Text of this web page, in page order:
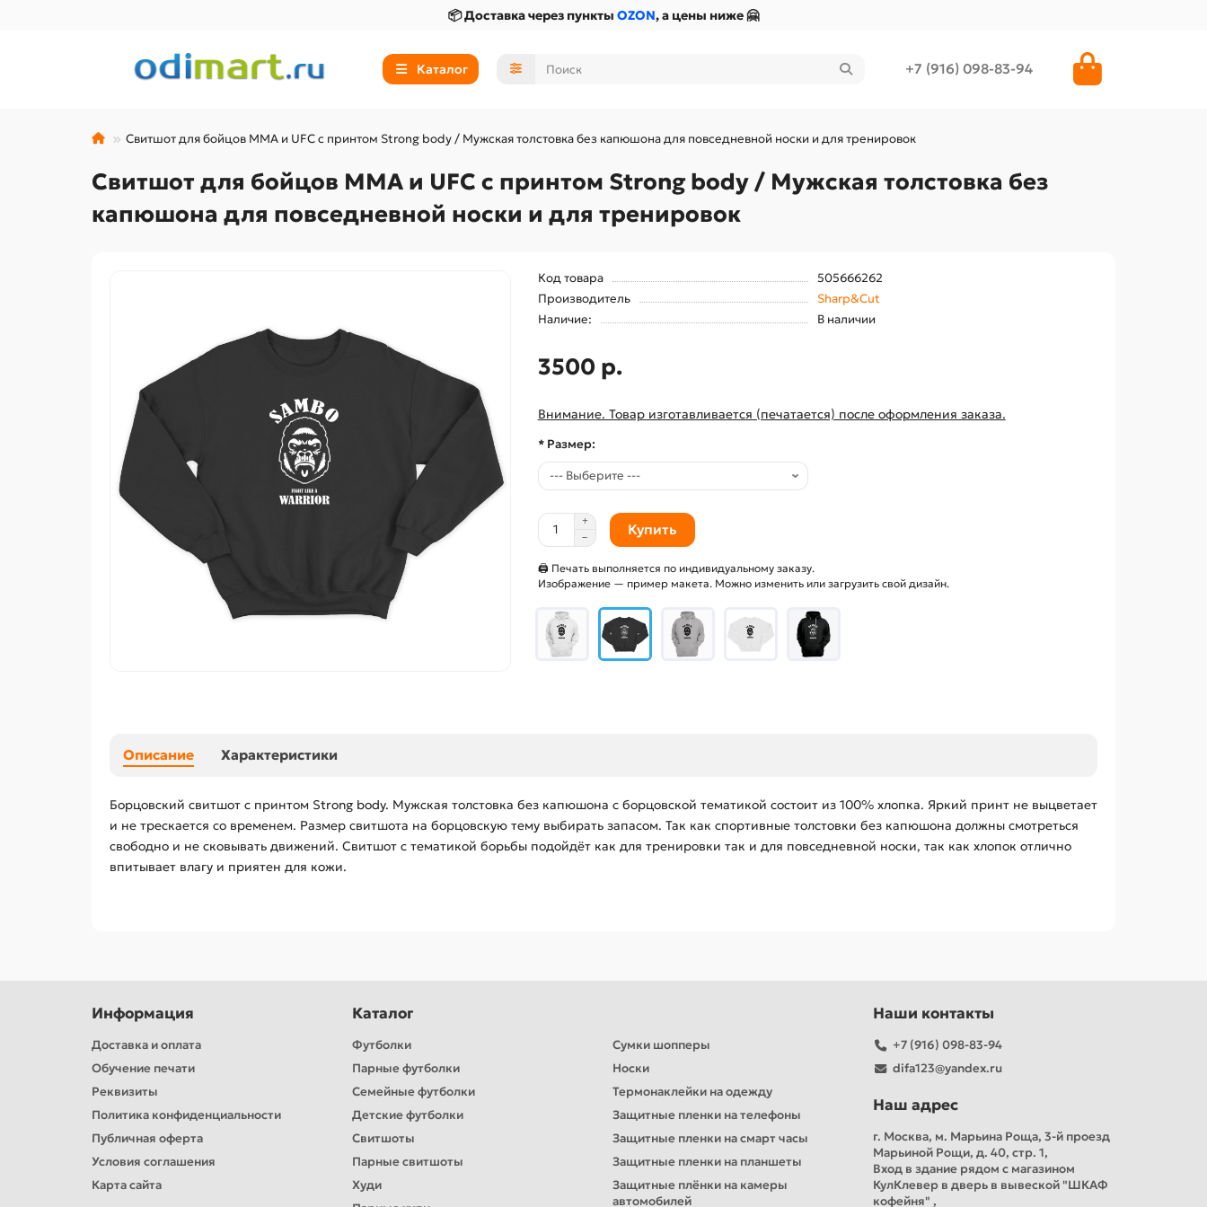
📦 Доставка через пункты OZON, а цены ниже 🤗
Каталог +7 (916) 098-83-94
Свитшот для бойцов ММА и UFC с принтом Strong body / Мужская толстовка без капюшона для повседневной носки и для тренировок
Свитшот для бойцов ММА и UFC с принтом Strong body / Мужская толстовка без
капюшона для повседневной носки и для тренировок
Код товара
505666262
Производитель
Sharp&Cut
Наличие:
В наличии
3500 р.
Внимание. Товар изготавливается (печатается) после оформления заказа.
* Размер:
Купить
🖨 Печать выполняется по индивидуальному заказу.
Изображение — пример макета. Можно изменить или загрузить свой дизайн.
Описание Характеристики
Борцовский свитшот с принтом Strong body. Мужская толстовка без капюшона с борцовской тематикой состоит из 100% хлопка. Яркий принт не выцветает
и не трескается со временем. Размер свитшота на борцовскую тему выбирать запасом. Так как спортивные толстовки без капюшона должны смотреться
свободно и не сковывать движений. Свитшот с тематикой борьбы подойдёт как для тренировки так и для повседневной носки, так как хлопок отлично
впитывает влагу и приятен для кожи.
Информация
Доставка и оплата
Обучение печати
Реквизиты
Политика конфиденциальности
Публичная оферта
Условия соглашения
Карта сайта
Каталог
Футболки
Парные футболки
Семейные футболки
Детские футболки
Свитшоты
Парные свитшоты
Худи
Сумки шопперы
Носки
Термонаклейки на одежду
Защитные пленки на телефоны
Защитные пленки на смарт часы
Защитные пленки на планшеты
Защитные плёнки на камеры
автомобилей
Наши контакты
+7 (916) 098-83-94
difa123@yandex.ru
Наш адрес
г. Москва, м. Марьина Роща, 3-й проезд
Марьиной Рощи, д. 40, стр. 1,
Вход в здание рядом с магазином
КулКлевер в дверь в вывеской "ШКАФ
кофейня" ,